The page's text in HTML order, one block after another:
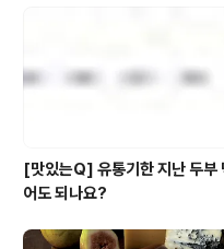
미있는 책을 냈는데요. 바로 그 책 속
재미난걸 발견했지 말입니다! 딱 펼
시 이 책에 대한 소개부터 먼저 해야
가 뭐라 하..
[맛있는Q] 유통기한 지난 두부
어도 되나요?